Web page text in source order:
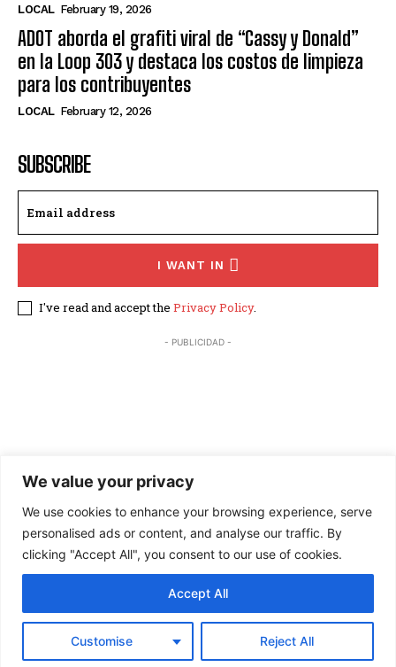
We value your privacy
We use cookies to enhance your browsing experience, serve
personalised ads or content, and analyse our traffic. By
clicking "Accept All", you consent to our use of cookies.
Customise Reject All
Accept All
LOCAL February 19, 2026
ADOT aborda el grafiti viral de “Cassy y Donald”
en la Loop 303 y destaca los costos de limpieza
para los contribuyentes
LOCAL February 12, 2026
SUBSCRIBE
I WANT IN
I've read and accept the Privacy Policy.
- PUBLICIDAD -
© 2026 Hoy Arizona. All Rights Reserved. | Website by Peakcap